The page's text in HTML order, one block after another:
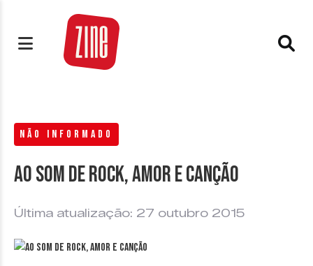
NÃO INFORMADO
Ao som de rock, amor e canção
Última atualização: 27 outubro 2015